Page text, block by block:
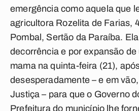
emergência como aquela que
agricultora Rozelita de Farias,
Pombal, Sertão da Paraíba.
decorrência e por expansão de
mama na quinta-feira (21),
desesperadamente – e em
Justiça – para que o Governo
Prefeitura do município lhe